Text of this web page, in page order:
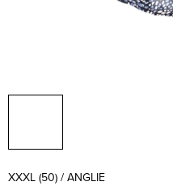
XXXL (50) / ANGLIE